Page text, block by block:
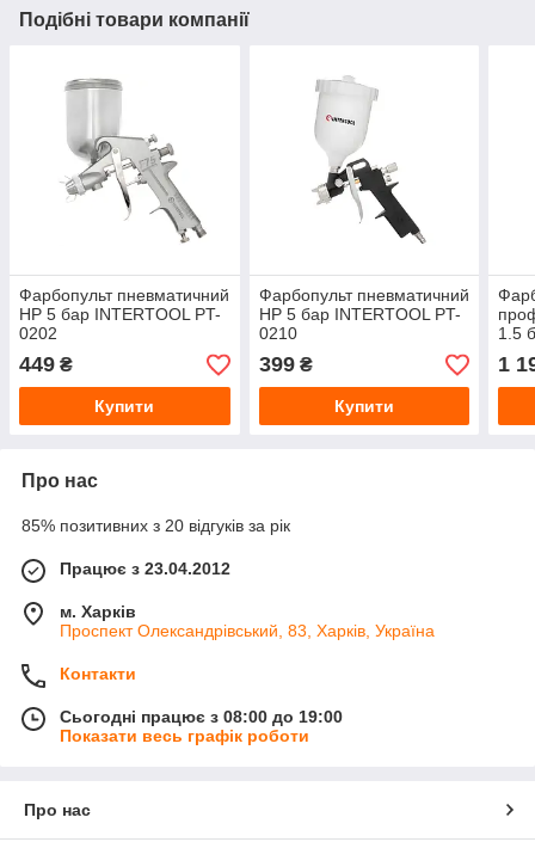
Подібні товари компанії
Фарбопульт пневматичний
HP 5 бар INTERTOOL PT-
0202
449 ₴
Купити
Фарбопульт пневматичний
HP 5 бар INTERTOOL PT-
0210
399₴
Купити
1.5
1
Про нас
85% позитивних з 20 відгуків за рік
Працює з 23.04.2012
м. Харків
Проспект Олександрівський, 83, Харків, Україна
Контакти
Сьогодні працює з 08:00 до 19:00
Показати весь графік роботи
Про нас